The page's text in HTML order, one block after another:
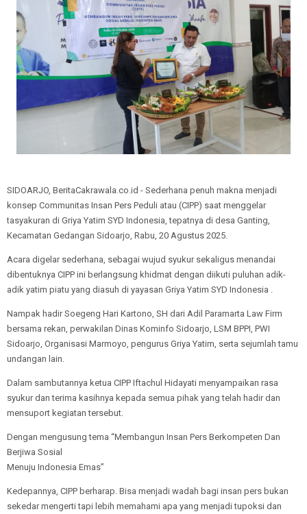
SIDOARJO, BeritaCakrawala.co.id - Sederhana penuh makna menjadi
konsep Communitas Insan Pers Peduli atau (CIPP) saat menggelar
tasyakuran di Griya Yatim SYD Indonesia, tepatnya di desa Ganting,
Kecamatan Gedangan Sidoarjo, Rabu, 20 Agustus 2025.
Acara digelar sederhana, sebagai wujud syukur sekaligus menandai
dibentuknya CIPP ini berlangsung khidmat dengan diikuti puluhan adik-
adik yatim piatu yang diasuh di yayasan Griya Yatim SYD Indonesia .
Nampak hadir Soegeng Hari Kartono, SH dari Adil Paramarta Law Firm
bersama rekan, perwakilan Dinas Kominfo Sidoarjo, LSM BPPI, PWI
Sidoarjo, Organisasi Marmoyo, pengurus Griya Yatim, serta sejumlah tamu
undangan lain.
Dalam sambutannya ketua CIPP Iftachul Hidayati menyampaikan rasa
syukur dan terima kasihnya kepada semua pihak yang telah hadir dan
mensuport kegiatan tersebut.
Dengan mengusung tema “Membangun Insan Pers Berkompeten Dan
Berjiwa Sosial
Menuju Indonesia Emas”
Kedepannya, CIPP berharap. Bisa menjadi wadah bagi insan pers bukan
sekedar mengerti tapi lebih memahami apa yang menjadi tupoksi dan